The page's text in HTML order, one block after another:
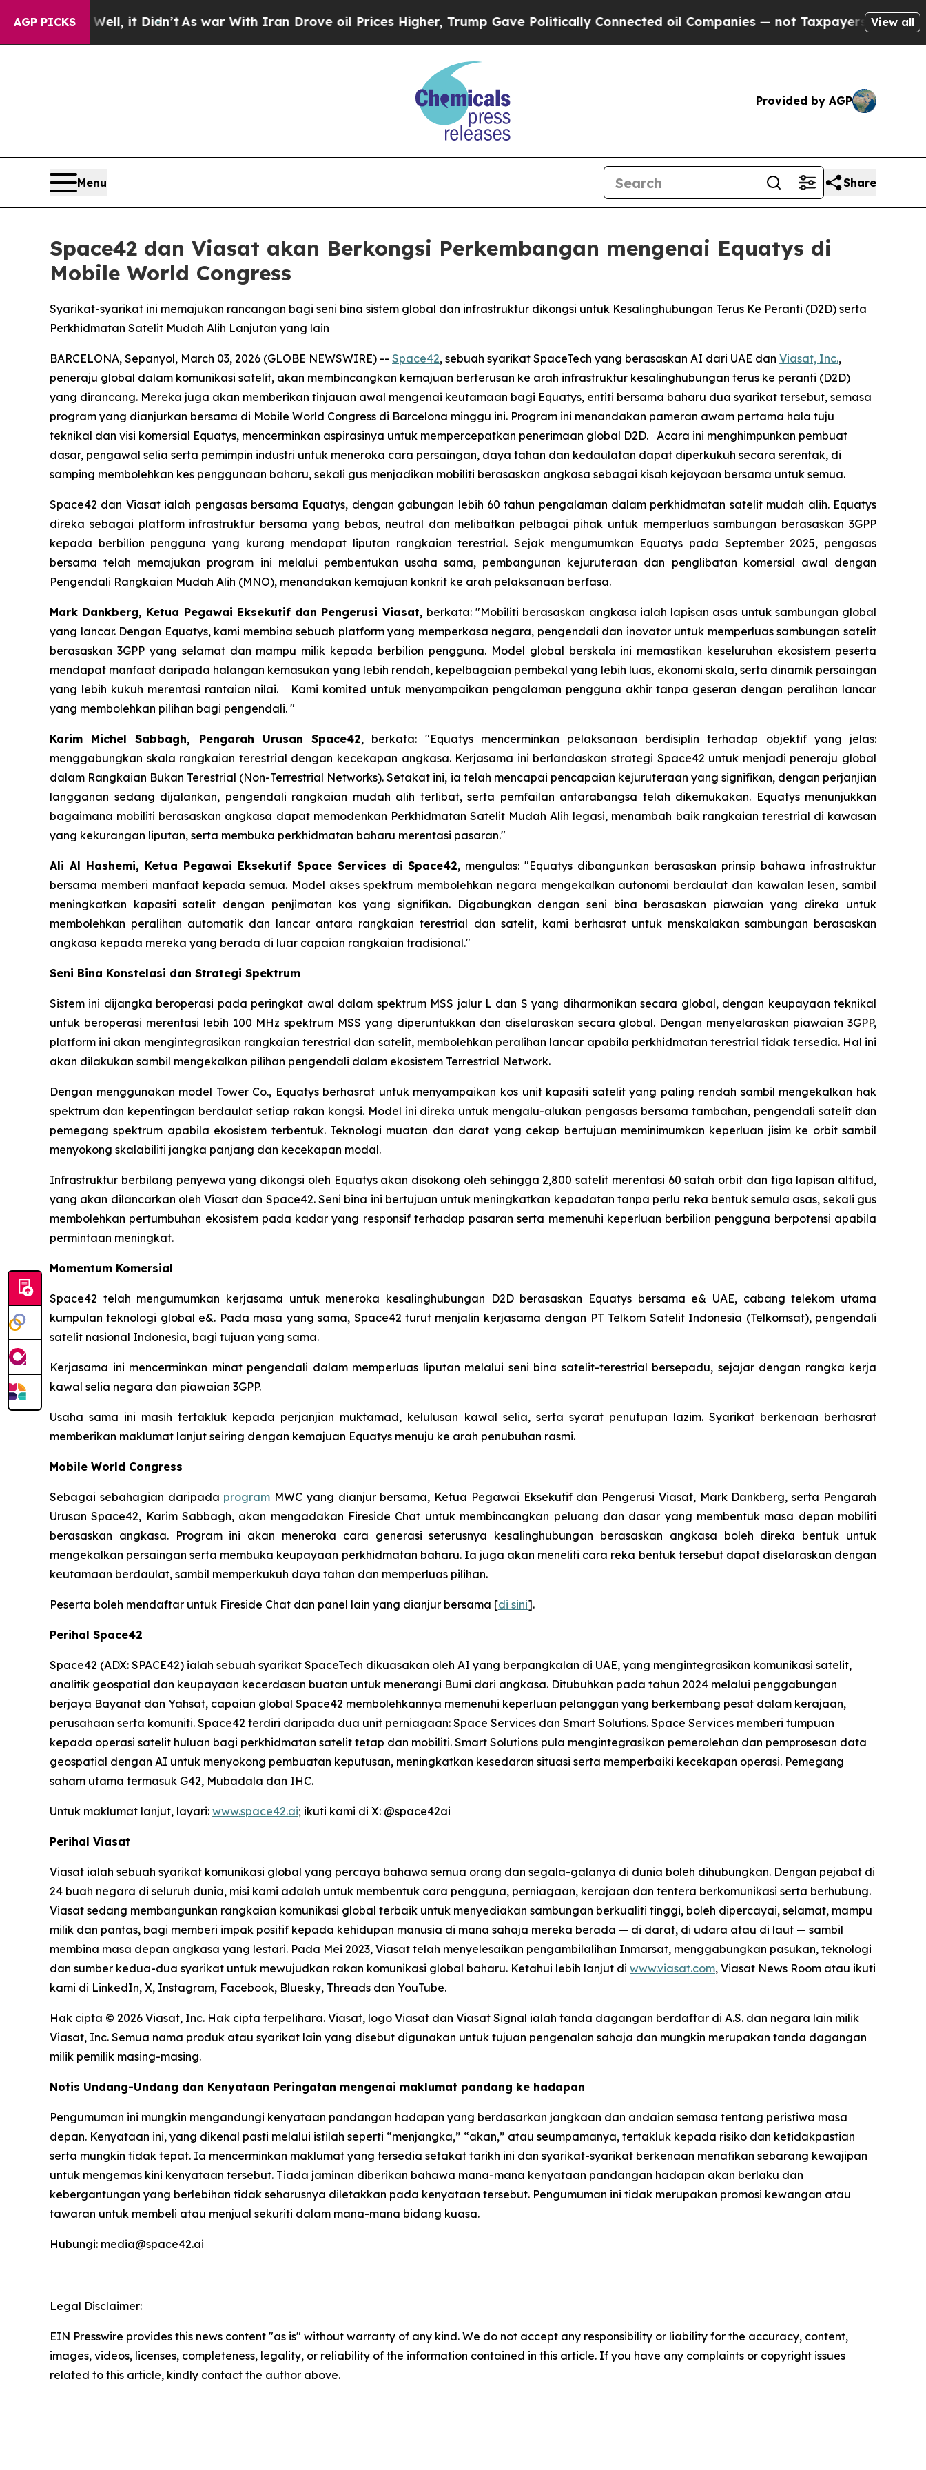
AGP PICKS
Well, it Didn’tAs war With Iran Drove oil Prices Higher, Trump Gave Politically Connected oil Companies — not Taxpayers — the Chance toView all
Provided by AGP
Menu Share
Space42 dan Viasat akan Berkongsi Perkembangan mengenai Equatys di
Mobile World Congress
Syarikat-syarikat ini memajukan rancangan bagi seni bina sistem global dan infrastruktur dikongsi untuk Kesalinghubungan Terus Ke Peranti (D2D) serta
Perkhidmatan Satelit Mudah Alih Lanjutan yang lain
BARCELONA, Sepanyol, March 03, 2026 (GLOBE NEWSWIRE) -- Space42, sebuah syarikat SpaceTech yang berasaskan AI dari UAE dan Viasat, Inc.,
peneraju global dalam komunikasi satelit, akan membincangkan kemajuan berterusan ke arah infrastruktur kesalinghubungan terus ke peranti (D2D)
yang dirancang. Mereka juga akan memberikan tinjauan awal mengenai keutamaan bagi Equatys, entiti bersama baharu dua syarikat tersebut, semasa
program yang dianjurkan bersama di Mobile World Congress di Barcelona minggu ini. Program ini menandakan pameran awam pertama hala tuju
teknikal dan visi komersial Equatys, mencerminkan aspirasinya untuk mempercepatkan penerimaan global D2D. Acara ini menghimpunkan pembuat
dasar, pengawal selia serta pemimpin industri untuk meneroka cara persaingan, daya tahan dan kedaulatan dapat diperkukuh secara serentak, di
samping membolehkan kes penggunaan baharu, sekali gus menjadikan mobiliti berasaskan angkasa sebagai kisah kejayaan bersama untuk semua.
Space42 dan Viasat ialah pengasas bersama Equatys, dengan gabungan lebih 60 tahun pengalaman dalam perkhidmatan satelit mudah alih. Equatys
direka sebagai platform infrastruktur bersama yang bebas, neutral dan melibatkan pelbagai pihak untuk memperluas sambungan berasaskan 3GPP
kepada berbilion pengguna yang kurang mendapat liputan rangkaian terestrial. Sejak mengumumkan Equatys pada September 2025, pengasas
bersama telah memajukan program ini melalui pembentukan usaha sama, pembangunan kejuruteraan dan penglibatan komersial awal dengan
Pengendali Rangkaian Mudah Alih (MNO), menandakan kemajuan konkrit ke arah pelaksanaan berfasa.
Mark Dankberg, Ketua Pegawai Eksekutif dan Pengerusi Viasat, berkata: "Mobiliti berasaskan angkasa ialah lapisan asas untuk sambungan global
yang lancar. Dengan Equatys, kami membina sebuah platform yang memperkasa negara, pengendali dan inovator untuk memperluas sambungan satelit
berasaskan 3GPP yang selamat dan mampu milik kepada berbilion pengguna. Model global berskala ini memastikan keseluruhan ekosistem peserta
mendapat manfaat daripada halangan kemasukan yang lebih rendah, kepelbagaian pembekal yang lebih luas, ekonomi skala, serta dinamik persaingan
yang lebih kukuh merentasi rantaian nilai. Kami komited untuk menyampaikan pengalaman pengguna akhir tanpa geseran dengan peralihan lancar
yang membolehkan pilihan bagi pengendali. "
Karim Michel Sabbagh, Pengarah Urusan Space42, berkata: "Equatys mencerminkan pelaksanaan berdisiplin terhadap objektif yang jelas:
menggabungkan skala rangkaian terestrial dengan kecekapan angkasa. Kerjasama ini berlandaskan strategi Space42 untuk menjadi peneraju global
dalam Rangkaian Bukan Terestrial (Non-Terrestrial Networks). Setakat ini, ia telah mencapai pencapaian kejuruteraan yang signifikan, dengan perjanjian
langganan sedang dijalankan, pengendali rangkaian mudah alih terlibat, serta pemfailan antarabangsa telah dikemukakan. Equatys menunjukkan
bagaimana mobiliti berasaskan angkasa dapat memodenkan Perkhidmatan Satelit Mudah Alih legasi, menambah baik rangkaian terestrial di kawasan
yang kekurangan liputan, serta membuka perkhidmatan baharu merentasi pasaran."
Ali Al Hashemi, Ketua Pegawai Eksekutif Space Services di Space42, mengulas: "Equatys dibangunkan berasaskan prinsip bahawa infrastruktur
bersama memberi manfaat kepada semua. Model akses spektrum membolehkan negara mengekalkan autonomi berdaulat dan kawalan lesen, sambil
meningkatkan kapasiti satelit dengan penjimatan kos yang signifikan. Digabungkan dengan seni bina berasaskan piawaian yang direka untuk
membolehkan peralihan automatik dan lancar antara rangkaian terestrial dan satelit, kami berhasrat untuk menskalakan sambungan berasaskan
angkasa kepada mereka yang berada di luar capaian rangkaian tradisional."
Seni Bina Konstelasi dan Strategi Spektrum
Sistem ini dijangka beroperasi pada peringkat awal dalam spektrum MSS jalur L dan S yang diharmonikan secara global, dengan keupayaan teknikal
untuk beroperasi merentasi lebih 100 MHz spektrum MSS yang diperuntukkan dan diselaraskan secara global. Dengan menyelaraskan piawaian 3GPP,
platform ini akan mengintegrasikan rangkaian terestrial dan satelit, membolehkan peralihan lancar apabila perkhidmatan terestrial tidak tersedia. Hal ini
akan dilakukan sambil mengekalkan pilihan pengendali dalam ekosistem Terrestrial Network.
Dengan menggunakan model Tower Co., Equatys berhasrat untuk menyampaikan kos unit kapasiti satelit yang paling rendah sambil mengekalkan hak
spektrum dan kepentingan berdaulat setiap rakan kongsi. Model ini direka untuk mengalu-alukan pengasas bersama tambahan, pengendali satelit dan
pemegang spektrum apabila ekosistem terbentuk. Teknologi muatan dan darat yang cekap bertujuan meminimumkan keperluan jisim ke orbit sambil
menyokong skalabiliti jangka panjang dan kecekapan modal.
Infrastruktur berbilang penyewa yang dikongsi oleh Equatys akan disokong oleh sehingga 2,800 satelit merentasi 60 satah orbit dan tiga lapisan altitud,
yang akan dilancarkan oleh Viasat dan Space42. Seni bina ini bertujuan untuk meningkatkan kepadatan tanpa perlu reka bentuk semula asas, sekali gus
membolehkan pertumbuhan ekosistem pada kadar yang responsif terhadap pasaran serta memenuhi keperluan berbilion pengguna berpotensi apabila
permintaan meningkat.
Momentum Komersial
Space42 telah mengumumkan kerjasama untuk meneroka kesalinghubungan D2D berasaskan Equatys bersama e& UAE, cabang telekom utama
kumpulan teknologi global e&. Pada masa yang sama, Space42 turut menjalin kerjasama dengan PT Telkom Satelit Indonesia (Telkomsat), pengendali
satelit nasional Indonesia, bagi tujuan yang sama.
Kerjasama ini mencerminkan minat pengendali dalam memperluas liputan melalui seni bina satelit-terestrial bersepadu, sejajar dengan rangka kerja
kawal selia negara dan piawaian 3GPP.
Usaha sama ini masih tertakluk kepada perjanjian muktamad, kelulusan kawal selia, serta syarat penutupan lazim. Syarikat berkenaan berhasrat
memberikan maklumat lanjut seiring dengan kemajuan Equatys menuju ke arah penubuhan rasmi.
Mobile World Congress
Sebagai sebahagian daripada program MWC yang dianjur bersama, Ketua Pegawai Eksekutif dan Pengerusi Viasat, Mark Dankberg, serta Pengarah
Urusan Space42, Karim Sabbagh, akan mengadakan Fireside Chat untuk membincangkan peluang dan dasar yang membentuk masa depan mobiliti
berasaskan angkasa. Program ini akan meneroka cara generasi seterusnya kesalinghubungan berasaskan angkasa boleh direka bentuk untuk
mengekalkan persaingan serta membuka keupayaan perkhidmatan baharu. Ia juga akan meneliti cara reka bentuk tersebut dapat diselaraskan dengan
keutamaan berdaulat, sambil memperkukuh daya tahan dan memperluas pilihan.
Peserta boleh mendaftar untuk Fireside Chat dan panel lain yang dianjur bersama [di sini].
Perihal Space42
Space42 (ADX: SPACE42) ialah sebuah syarikat SpaceTech dikuasakan oleh AI yang berpangkalan di UAE, yang mengintegrasikan komunikasi satelit,
analitik geospatial dan keupayaan kecerdasan buatan untuk menerangi Bumi dari angkasa. Ditubuhkan pada tahun 2024 melalui penggabungan
berjaya Bayanat dan Yahsat, capaian global Space42 membolehkannya memenuhi keperluan pelanggan yang berkembang pesat dalam kerajaan,
perusahaan serta komuniti. Space42 terdiri daripada dua unit perniagaan: Space Services dan Smart Solutions. Space Services memberi tumpuan
kepada operasi satelit huluan bagi perkhidmatan satelit tetap dan mobiliti. Smart Solutions pula mengintegrasikan pemerolehan dan pemprosesan data
geospatial dengan AI untuk menyokong pembuatan keputusan, meningkatkan kesedaran situasi serta memperbaiki kecekapan operasi. Pemegang
saham utama termasuk G42, Mubadala dan IHC.
Untuk maklumat lanjut, layari: www.space42.ai; ikuti kami di X: @space42ai
Perihal Viasat
Viasat ialah sebuah syarikat komunikasi global yang percaya bahawa semua orang dan segala-galanya di dunia boleh dihubungkan. Dengan pejabat di
24 buah negara di seluruh dunia, misi kami adalah untuk membentuk cara pengguna, perniagaan, kerajaan dan tentera berkomunikasi serta berhubung.
Viasat sedang membangunkan rangkaian komunikasi global terbaik untuk menyediakan sambungan berkualiti tinggi, boleh dipercayai, selamat, mampu
milik dan pantas, bagi memberi impak positif kepada kehidupan manusia di mana sahaja mereka berada — di darat, di udara atau di laut — sambil
membina masa depan angkasa yang lestari. Pada Mei 2023, Viasat telah menyelesaikan pengambilalihan Inmarsat, menggabungkan pasukan, teknologi
dan sumber kedua-dua syarikat untuk mewujudkan rakan komunikasi global baharu. Ketahui lebih lanjut di www.viasat.com, Viasat News Room atau ikuti
kami di LinkedIn, X, Instagram, Facebook, Bluesky, Threads dan YouTube.
Hak cipta © 2026 Viasat, Inc. Hak cipta terpelihara. Viasat, logo Viasat dan Viasat Signal ialah tanda dagangan berdaftar di A.S. dan negara lain milik
Viasat, Inc. Semua nama produk atau syarikat lain yang disebut digunakan untuk tujuan pengenalan sahaja dan mungkin merupakan tanda dagangan
milik pemilik masing-masing.
Notis Undang-Undang dan Kenyataan Peringatan mengenai maklumat pandang ke hadapan
Pengumuman ini mungkin mengandungi kenyataan pandangan hadapan yang berdasarkan jangkaan dan andaian semasa tentang peristiwa masa
depan. Kenyataan ini, yang dikenal pasti melalui istilah seperti “menjangka,” “akan,” atau seumpamanya, tertakluk kepada risiko dan ketidakpastian
serta mungkin tidak tepat. Ia mencerminkan maklumat yang tersedia setakat tarikh ini dan syarikat-syarikat berkenaan menafikan sebarang kewajipan
untuk mengemas kini kenyataan tersebut. Tiada jaminan diberikan bahawa mana-mana kenyataan pandangan hadapan akan berlaku dan
kebergantungan yang berlebihan tidak seharusnya diletakkan pada kenyataan tersebut. Pengumuman ini tidak merupakan promosi kewangan atau
tawaran untuk membeli atau menjual sekuriti dalam mana-mana bidang kuasa.
Hubungi: media@space42.ai
Legal Disclaimer:
EIN Presswire provides this news content "as is" without warranty of any kind. We do not accept any responsibility or liability for the accuracy, content,
images, videos, licenses, completeness, legality, or reliability of the information contained in this article. If you have any complaints or copyright issues
related to this article, kindly contact the author above.